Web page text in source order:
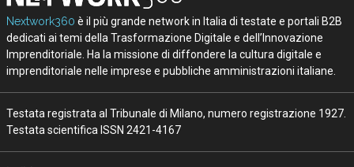
Nextwork360 è il più grande network in Italia di testate e portali B2B
dedicati ai temi della Trasformazione Digitale e dell’Innovazione
Imprenditoriale. Ha la missione di diffondere la cultura digitale e
imprenditoriale nelle imprese e pubbliche amministrazioni italiane.
Testata registrata al Tribunale di Milano, numero registrazione 1927.
Testata scientifica ISSN 2421-4167